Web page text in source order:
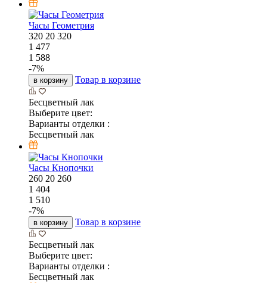
Часы Геометрия
320 20 320
1 477
1 588
-7%
в корзину Товар в корзине
Бесцветный лак
Выберите цвет:
Варианты отделки :
Бесцветный лак
Часы Кнопочки
260 20 260
1 404
1 510
-7%
в корзину Товар в корзине
Бесцветный лак
Выберите цвет:
Варианты отделки :
Бесцветный лак